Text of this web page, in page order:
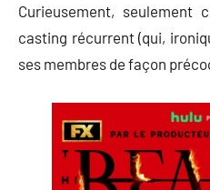
Curieusement, seulement
casting récurrent (qui,
ses membres de façon